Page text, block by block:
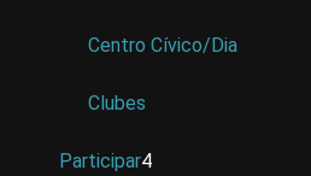
Centro Cívico/Dia
Clubes
Participar4